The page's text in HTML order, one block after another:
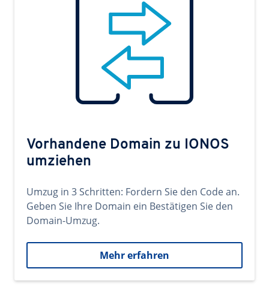
Vorhandene Domain zu IONOS
umziehen
Umzug in 3 Schritten: Fordern Sie den Code an.
Geben Sie Ihre Domain ein Bestätigen Sie den
Domain-Umzug.
Mehr erfahren